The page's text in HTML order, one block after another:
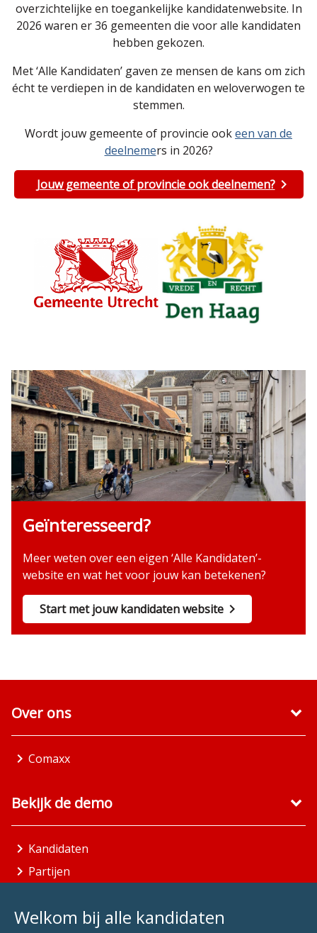
overzichtelijke en toegankelijke kandidatenwebsite. In
2026 waren er 36 gemeenten die voor alle kandidaten
hebben gekozen.
Met ‘Alle Kandidaten’ gaven ze mensen de kans om zich
écht te verdiepen in de kandidaten en weloverwogen te
stemmen.
Wordt jouw gemeente of provincie ookeen van de
deelnemers in 2026?
Jouw gemeente of provincie ook deelnemen?
Geïnteresseerd?
Meer weten over een eigen ‘Alle Kandidaten’-
website en wat het voor jouw kan betekenen?
Start met jouw kandidaten website
Welkom bij alle kandidaten
Over ons
Comaxx
Bekijk de demo
Kandidaten
Partijen
Aandachtsgebieden